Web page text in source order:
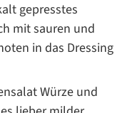
gepresstes
mit sauren und
in das Dressing
Würze und